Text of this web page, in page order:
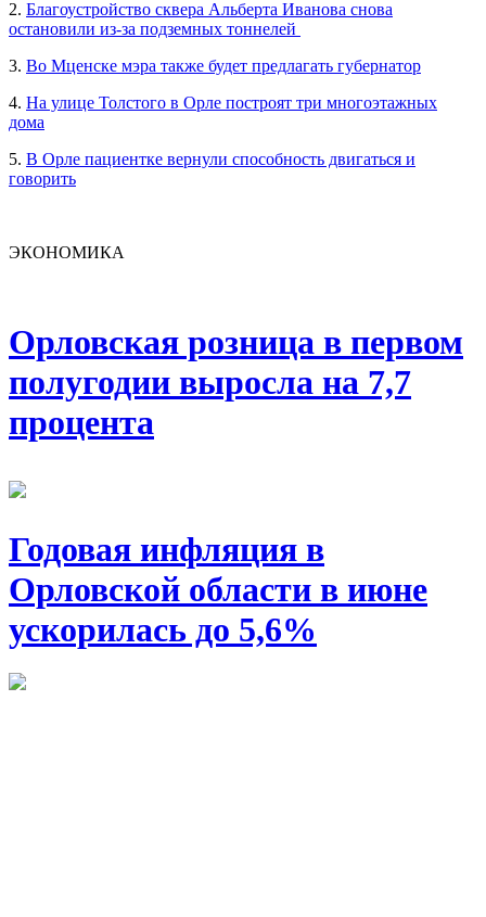
2. Благоустройство сквера Альберта Иванова снова
остановили из-за подземных тоннелей
3. Во Мценске мэра также будет предлагать губернатор
4. На улице Толстого в Орле построят три многоэтажных
дома
5. В Орле пациентке вернули способность двигаться и
говорить
ЭКОНОМИКА
Орловская розница в первом
полугодии выросла на 7,7
процента
Годовая инфляция в
Орловской области в июне
ускорилась до 5,6%